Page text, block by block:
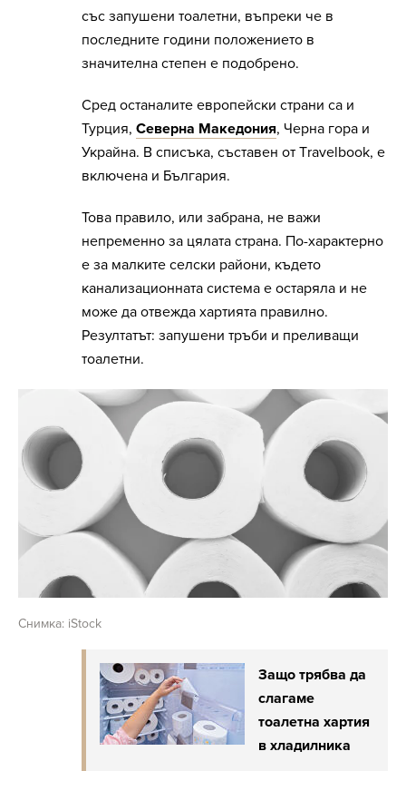
със запушени тоалетни, въпреки че в
последните години положението в
значителна степен е подобрено.
Сред останалите европейски страни са и
Турция, Северна Македония, Черна гора и
Украйна. В списъка, съставен от Тravelbook, е
включена и България.
Това правило, или забрана, не важи
непременно за цялата страна. По-характерно
е за малките селски райони, където
канализационната система е остаряла и не
може да отвежда хартията правилно.
Резултатът: запушени тръби и преливащи
тоалетни.
Снимка: iStock
Защо трябва да
слагаме
тоалетна хартия
в хладилника